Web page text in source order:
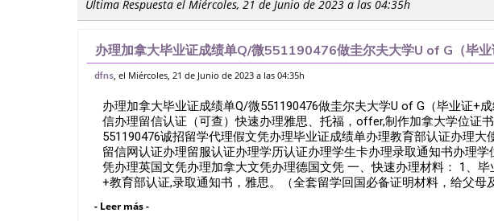
Última Respuesta el Miércoles, 21 de Junio de 2023 a las 04:35h
办理加拿大毕业证成绩单Q/微551190476做圭尔夫大学U of G（毕
U of G文凭/诚信办理留信认证（可查）快速办理雅思、托
dfns, el Miércoles, 21 de Junio de 2023 a las 04:35h
办理加拿大毕业证成绩单Q/微551190476做圭尔夫大学U of G（毕业证+
信办理留信认证（可查）快速办理雅思、托福，offer,制作加拿大学位证
551190476诚招留学代理假文凭办理毕业证成绩单办理教育部认证办理大
留信网认证办理留服认证办理学历认证办理学生卡办理录取通知书办理
凭办理英国文凭办理加拿大文凭办理德国文凭 一、快速办理材料： 1、
+教育部认证,录取通知书，雅思。（全套留学回国必备证明材料，给父母
到）。 注：上述材料，随时都可以安排办理，毕业证成绩单，学校，专业
- Leer más -